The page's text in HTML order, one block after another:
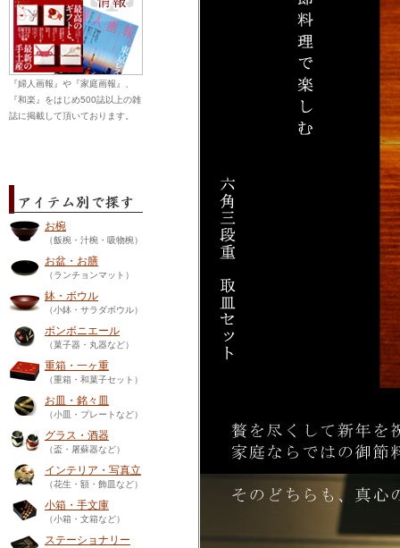
『婦人画報』や『家庭画報』、
『和楽』をはじめ500誌以上の雑
誌に掲載して頂いております。
お椀
（飯椀・汁椀・吸物椀）
お盆・お膳
（ランチョンマット）
鉢・ボウル
（小鉢・サラダボウル）
ボンボニエール
（菓子器・丸器など）
重箱・一ヶ重
（重箱・和菓子セット）
お皿・銘々皿
（小皿・プレートなど）
グラス・酒器
（盃・屠蘇器など）
インテリア・写真立
（花生・額・飾皿など）
小箱・手文庫
（小箱・文箱など）
ステーショナリー